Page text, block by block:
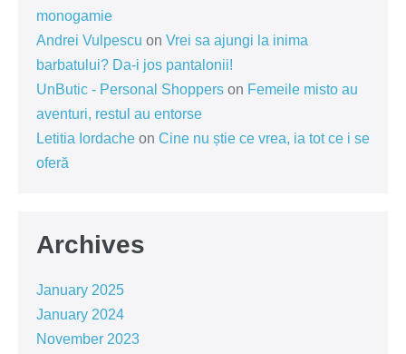
monogamie
Andrei Vulpescu on Vrei sa ajungi la inima
barbatului? Da-i jos pantalonii!
UnButic - Personal Shoppers on Femeile misto au
aventuri, restul au entorse
Letitia Iordache on Cine nu știe ce vrea, ia tot ce i se
oferă
Archives
January 2025
January 2024
November 2023